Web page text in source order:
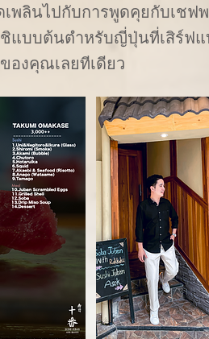
เพลินไปกับการพูดคุยกับเชฟ
แบบต้นตำหรับญี่ปุ่นที่เสิร์ฟแ
องคุณเลยทีเดียว